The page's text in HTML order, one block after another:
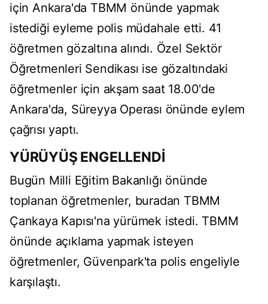
için Ankara'da TBMM önünde yapmak
istediği eyleme polis müdahale etti. 41
öğretmen gözaltına alındı. Özel Sektör
Öğretmenleri Sendikası ise gözaltındaki
öğretmenler için akşam saat 18.00'de
Ankara'da, Süreyya Operası önünde eylem
çağrısı yaptı.
YÜRÜYÜŞ ENGELLENDİ
Bugün Milli Eğitim Bakanlığı önünde
toplanan öğretmenler, buradan TBMM
Çankaya Kapısı'na yürümek istedi. TBMM
önünde açıklama yapmak isteyen
öğretmenler, Güvenpark'ta polis engeliyle
karşılaştı.